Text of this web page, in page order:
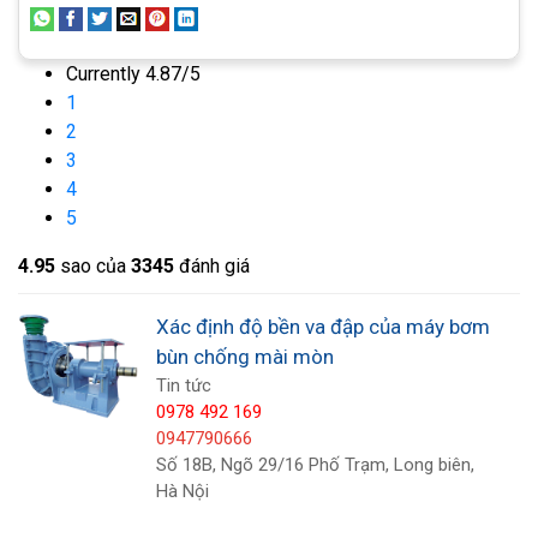
1. Bơm đá tảng
Trong một số ứng dụng, chẳng hạn như nạo vét
một kênh mới hoặc trong “vận chuyển thủy lực”
Currently 4.87/5
1
2
3
4
5
4.95 sao của 3345 đánh giá
Xác định độ bền va đập của máy bơm
bùn chống mài mòn
Tin tức
0978 492 169
0947790666
Số 18B, Ngõ 29/16 Phố Trạm, Long biên,
Hà Nội